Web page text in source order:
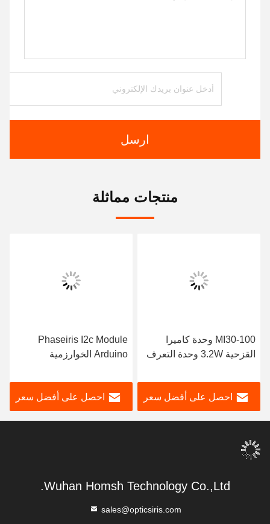
ارسل
منتجات مماثلة
MI30-100 وحدة كاميرا
القزحية 3.2W وحدة التعرف
احصل على أفضل سعر
Phaseiris I2c Module
Arduino الخوارزمية
تخزين داخلي
احصل على أفضل سعر
Wuhan Homsh Technology Co.,Ltd.
sales@opticsiris.com